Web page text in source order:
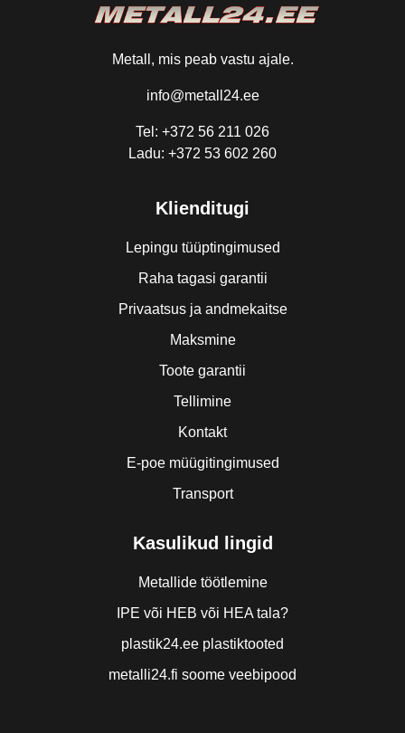
Metall, mis peab vastu ajale.
info@metall24.ee
Tel: +372 56 211 026
Ladu: +372 53 602 260
Klienditugi
Lepingu tüüptingimused
Raha tagasi garantii
Privaatsus ja andmekaitse
Maksmine
Toote garantii
Tellimine
Kontakt
E-poe müügitingimused
Transport
Kasulikud lingid
Metallide töötlemine
IPE või HEB või HEA tala?
plastik24.ee plastiktooted
metalli24.fi soome veebipood